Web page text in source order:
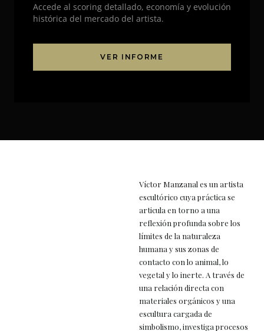
Accede al scoring detallado, economía y evolución
histórica del mercado del artista.
VER INFORME
Víctor Manzanal es un artista
escultórico cuya práctica se
articula en torno a una
reflexión profunda sobre los
límites de la naturaleza
humana y sus zonas de
contacto con lo animal, lo
vegetal y lo inerte. A través de
una relación directa con
materiales orgánicos y una
escultura cargada de
simbolismo, investiga procesos